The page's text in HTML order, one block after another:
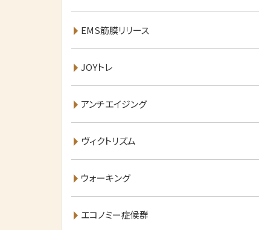
EMS筋膜リリース
JOYトレ
アンチエイジング
ヴィクトリズム
ウォーキング
エコノミー症候群